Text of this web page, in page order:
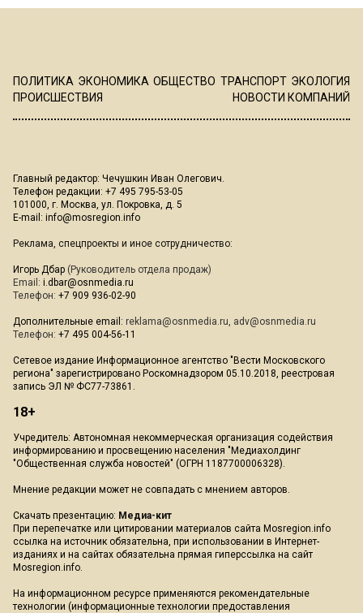
ПОЛИТИКА ЭКОНОМИКА ОБЩЕСТВО ТРАНСПОРТ ЭКОЛОГИЯ
ПРОИСШЕСТВИЯ
НОВОСТИ КОМПАНИЙ
Главный редактор: Чечушкин Иван Олегович.
Телефон редакции: +7 495 795-53-05
101000, г. Москва, ул. Покровка, д. 5
E-mail: info@mosregion.info
Реклама, спецпроекты и иное сотрудничество:
Игорь Дбар (Руководитель отдела продаж)
Email: i.dbar@osnmedia.ru
Телефон: +7 909 936-02-90
Дополнительные email: reklama@osnmedia.ru, adv@osnmedia.ru
Телефон: +7 495 004-56-11
Сетевое издание Информационное агентство "Вести Московского
региона" зарегистрировано Роскомнадзором 05.10.2018, реестровая
запись ЭЛ № ФС77-73861.
18+
Учредитель: Автономная некоммерческая организация содействия
информированию и просвещению населения "Медиахолдинг
"Общественная служба новостей" (ОГРН 1187700006328).
Мнение редакции может не совпадать с мнением авторов.
Скачать презентацию: Медиа-кит
При перепечатке или цитировании материалов сайта Mosregion.info
ссылка на источник обязательна, при использовании в Интернет-
изданиях и на сайтах обязательна прямая гиперссылка на сайт
Mosregion.info.
На информационном ресурсе применяются рекомендательные
технологии (информационные технологии предоставления